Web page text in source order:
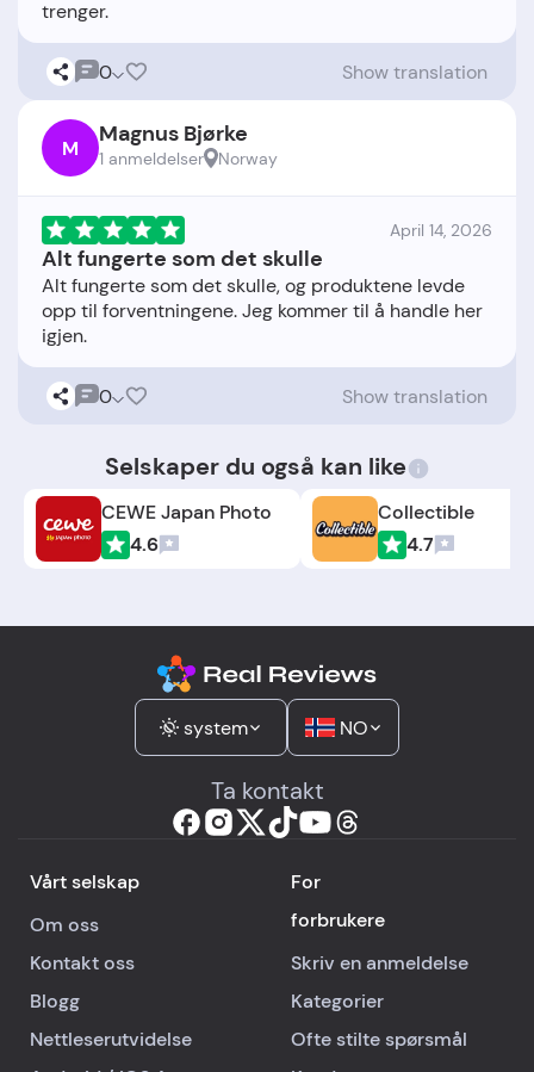
0 Show translation
M Magnus Bjørke
1 anmeldelser Norway
April 14, 2026
Alt fungerte som det skulle
Alt fungerte som det skulle, og produktene levde
opp til forventningene. Jeg kommer til å handle her
0 Show translation
Selskaper du også kan like
CEWE Japan Photo
4.6
Collectible
4.7
system NO
Ta kontakt
Vårt selskap
Om oss
Kontakt oss
Blogg
Nettleserutvidelse
For
forbrukere
Skriv en anmeldelse
Kategorier
Ofte stilte spørsmål